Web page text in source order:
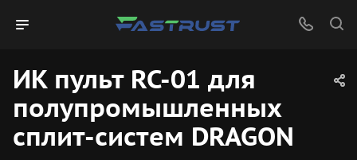
ИК пульт RC-01 для
полупромышленных
сплит-систем DRAGON